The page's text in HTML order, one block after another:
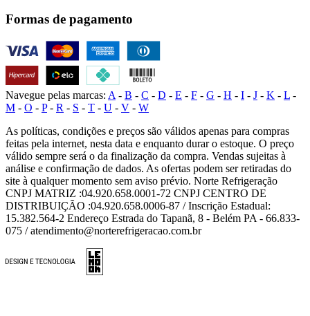
Formas de pagamento
Navegue pelas marcas: A - B - C - D - E - F - G - H - I - J - K - L -
M - O - P- R - S - T - U - V - W
As políticas, condições e preços são válidos apenas para compras
feitas pela internet, nesta data e enquanto durar o estoque. O preço
válido sempre será o da finalização da compra. Vendas sujeitas à
análise e confirmação de dados. As ofertas podem ser retiradas do
site à qualquer momento sem aviso prévio. Norte Refrigeração
CNPJ MATRIZ :04.920.658.0001-72 CNPJ CENTRO DE
DISTRIBUIÇÃO :04.920.658.0006-87 / Inscrição Estadual:
15.382.564-2 Endereço Estrada do Tapanã, 8 - Belém PA - 66.833-
075 / atendimento@norterefrigeracao.com.br